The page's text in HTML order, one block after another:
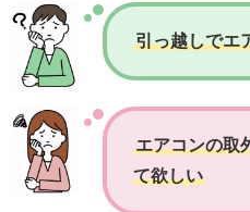
引っ越しでエ
エアコンの取
て欲しい